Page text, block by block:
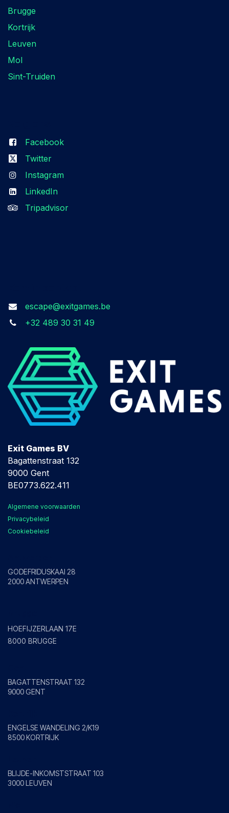
Brugge
Kortrijk
Leuven
Mol
Sint-Truiden
Facebook
Twitter
Instagram
LinkedIn
Tripadvisor
escape@exitgames.be
+32 489 30 31 49
Exit Games BV
Bagattenstraat 132
9000 Gent
BE0773.622.411
Algemene voorwaarden
Privacybeleid
Cookiebeleid
GODEFRIDUSKAAI 28
2000 ANTWERPEN
HOEFIJZERLAAN 17E
8000 BRUGGE
BAGATTENSTRAAT 132
9000 GENT
ENGELSE WANDELING 2/K19
8500 KORTRIJK
BLIJDE-INKOMSTSTRAAT 103
3000 LEUVEN